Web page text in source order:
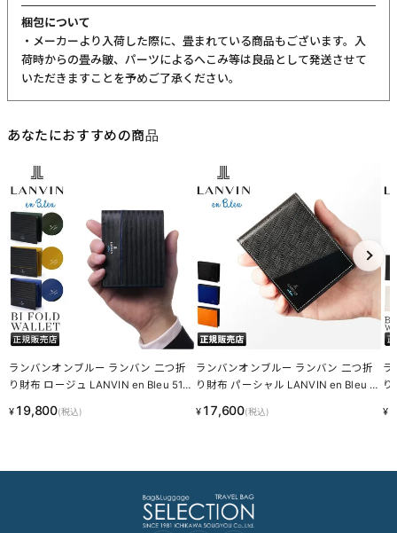
梱包について
・メーカーより入荷した際に、畳まれている商品もございます。入
荷時からの畳み皺、パーツによるへこみ等は良品として発送させて
いただきますことを予めご了承ください。
あなたにおすすめの商品
ランバンオンブルー ランバン 二つ折
り財布 ロージュ LANVIN en Bleu 516
¥ 19,800(税込)
ランバンオンブルー ランバン 二つ折
り財布 パーシャル LANVIN en Bleu 5
¥ 17,600(税込)
ラ
¥